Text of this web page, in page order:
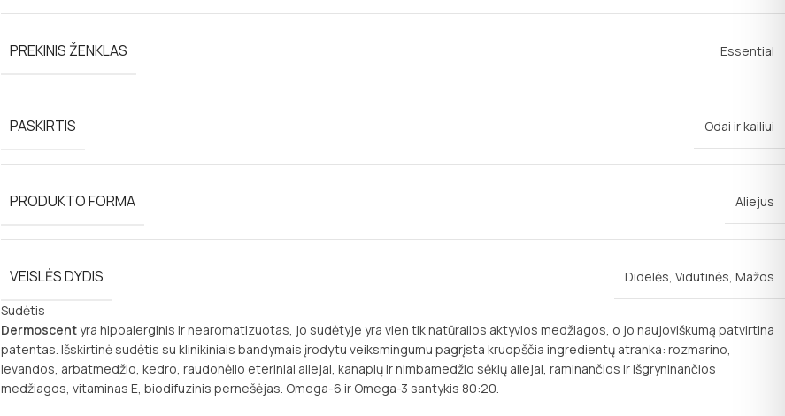
PREKINIS ŽENKLAS Essential
PASKIRTIS Odai ir kailiui
PRODUKTO FORMA Aliejus
VEISLĖS DYDIS Didelės, Vidutinės, Mažos
Sudėtis
Dermoscent yra hipoalerginis ir nearomatizuotas, jo sudėtyje yra vien tik natūralios aktyvios medžiagos, o jo naujoviškumą patvirtina
patentas. Išskirtinė sudėtis su klinikiniais bandymais įrodytu veiksmingumu pagrįsta kruopščia ingredientų atranka: rozmarino,
levandos, arbatmedžio, kedro, raudonėlio eteriniai aliejai, kanapių ir nimbamedžio sėklų aliejai, raminančios ir išgryninančios
medžiagos, vitaminas E, biodifuzinis pernešėjas. Omega-6 ir Omega-3 santykis 80:20.